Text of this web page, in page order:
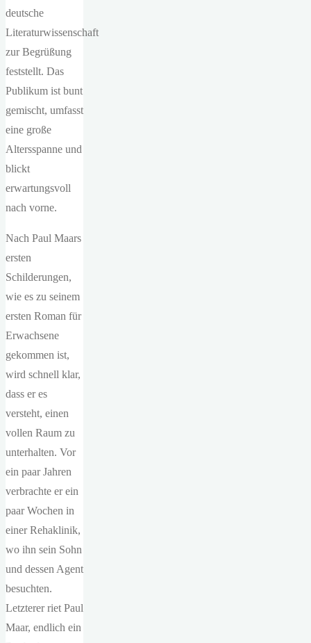
deutsche
Literaturwissenschaft
zur Begrüßung
feststellt. Das
Publikum ist bunt
gemischt, umfasst
eine große
Altersspanne und
blickt
erwartungsvoll
nach vorne.
Nach Paul Maars
ersten
Schilderungen,
wie es zu seinem
ersten Roman für
Erwachsene
gekommen ist,
wird schnell klar,
dass er es
versteht, einen
vollen Raum zu
unterhalten. Vor
ein paar Jahren
verbrachte er ein
paar Wochen in
einer Rehaklinik,
wo ihn sein Sohn
und dessen Agent
besuchten.
Letzterer riet Paul
Maar, endlich ein